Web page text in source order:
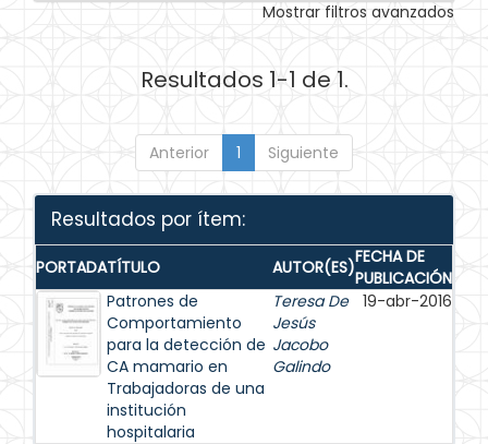
Mostrar filtros avanzados
Resultados 1-1 de 1.
Anterior 1 Siguiente
Resultados por ítem:
PORTADATÍTULO AUTOR(ES)FECHA DE
PUBLICACIÓN
Patrones de
Comportamiento
para la detección de
CA mamario en
Trabajadoras de una
institución
hospitalaria
Teresa De
Jesús
Jacobo
Galindo
19-abr-2016